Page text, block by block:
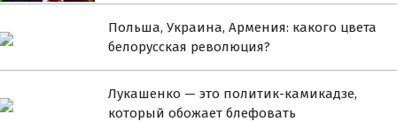
Польша, Украина, Армения: какого цвета
белорусская революция?
Лукашенко — это политик-камикадзе,
который обожает блефовать